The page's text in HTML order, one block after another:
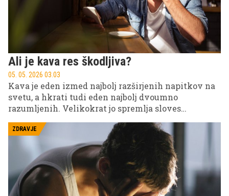
Ali je kava res škodljiva?
05. 05. 2026 03.03
Kava je eden izmed najbolj razširjenih napitkov na
svetu, a hkrati tudi eden najbolj dvoumno
razumljenih. Velikokrat jo spremlja sloves
izpostavljajo svarila o tesnobi in obremenitvi srca.
Ravno zato se veliko ljudi sprašuje, ali je kava
dejansko škodljiva?
ZDRAVJE